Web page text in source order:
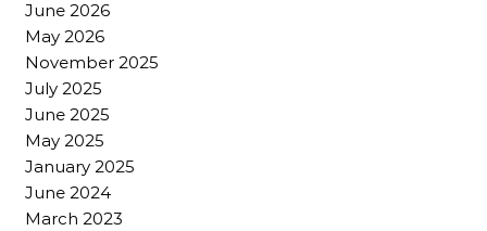
June 2026
May 2026
November 2025
July 2025
June 2025
May 2025
January 2025
June 2024
March 2023